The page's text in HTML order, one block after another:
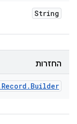
String
החזרות
Record . Builder